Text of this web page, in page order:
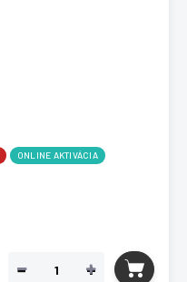
ONLINE AKTIVÁCIA
+
−